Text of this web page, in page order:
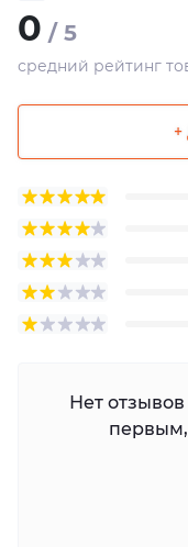
0 / 5
средний рейтинг
+
Нет
первым,